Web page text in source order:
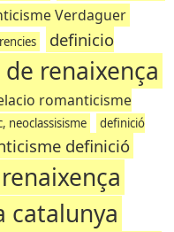
Verdaguer
definicio
renaixença
romanticisme
neoclassisisme
definició
definició
catalunya